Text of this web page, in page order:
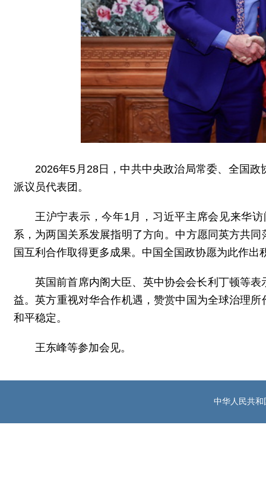
2026年5月28日，中共中央政治局常委、全国
派议员代表团。
王沪宁表示，今年1月，习近平主席会见来华
系，为两国关系发展指明了方向。中方愿同英方共
国互利合作取得更多成果。中国全国政协愿为此作出
英国前首席内阁大臣、英中协会会长利丁顿等
益。英方重视对华合作机遇，赞赏中国为全球治理
和平稳定。
王东峰等参加会见。
中华人民共